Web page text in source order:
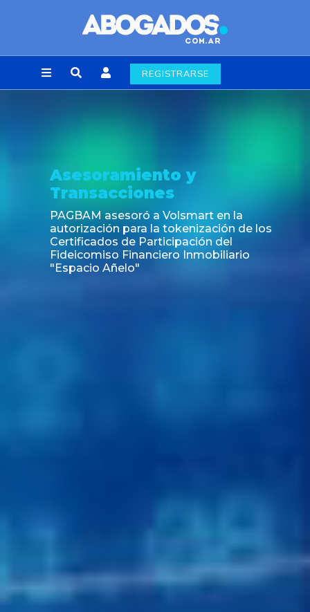
REGISTRARSE
Asesoramiento y
Transacciones
PAGBAM asesoró a Volsmart en la
autorización para la tokenización de los
Certificados de Participación del
Fideicomiso Financiero Inmobiliario
"Espacio Añelo"